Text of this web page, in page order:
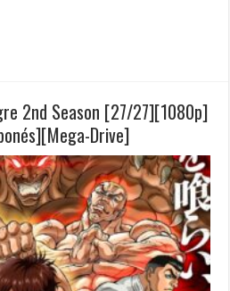
2nd Season [27/27][1080p]
Drive]